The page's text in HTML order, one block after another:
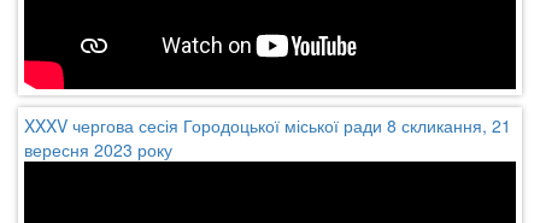
XXXV чергова сесія Городоцької міської ради 8 скликання, 21
вересня 2023 року